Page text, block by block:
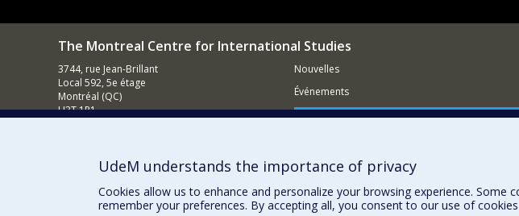
The Montreal Centre for International Studies
3744, rue Jean-Brillant
Local 592, 5e étage
Montréal (QC)
H3T 1P1
Nouvelles
Événements
Comment soutenir le CÉRIUM?
UdeM understands the importance of privacy
Cookies allow us to enhance and personalize your browsing experience.
remember your preferences. By accepting all, you consent to our use of